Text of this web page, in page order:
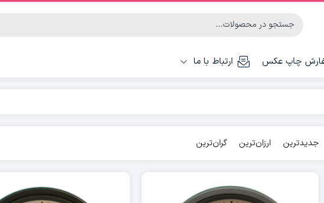
چاپ عکس ارتباط با ما
جدیدترین ارزان‌ترین گران‌ترین